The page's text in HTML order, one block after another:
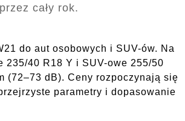
cały rok.
do aut osobowych i SUV-ów. Na
235/40 R18 Y i SUV-owe 255/50
(72–73 dB). Ceny rozpoczynają się
parametry i dopasowanie